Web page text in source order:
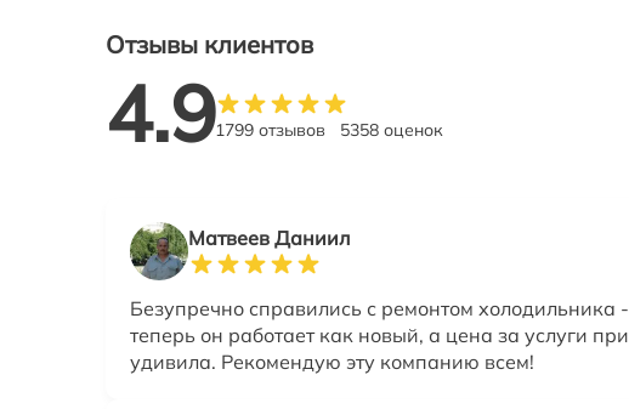
Отзывы клиентов
4.91799 отзывов 5358 оценок
Матвеев Даниил
Безупречно справились с ремонтом холодильника -
теперь он работает как новый, а цена за услуги
удивила. Рекомендую эту компанию всем!